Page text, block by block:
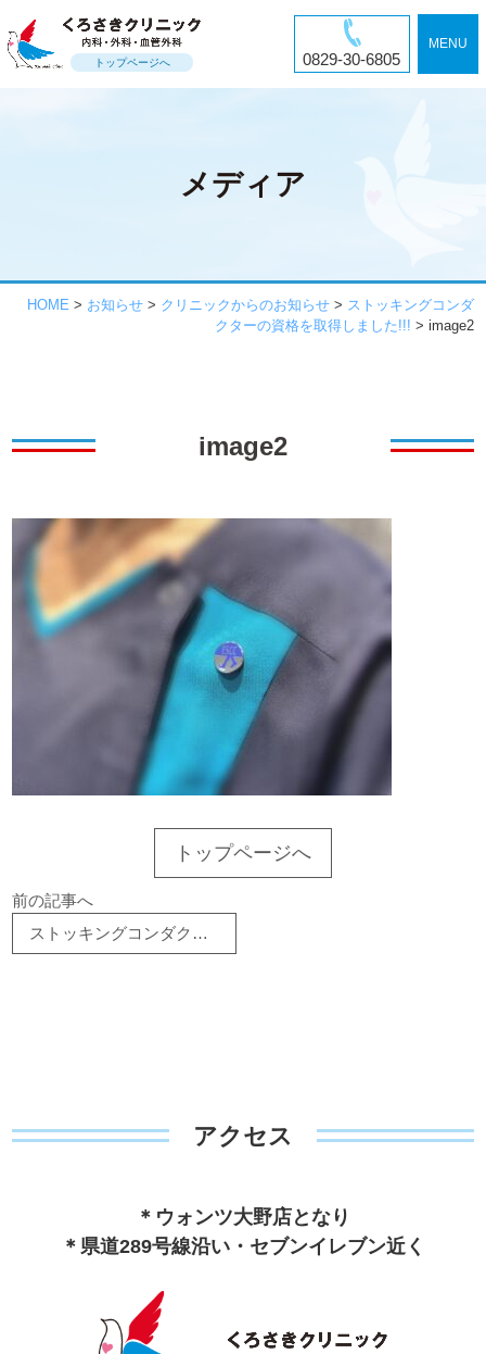
トップページへ 0829-30-6805
MENU
メディア
HOME > お知らせ> クリニックからのお知らせ> ストッキングコンダ
クターの資格を取得しました!!! > image2
image2
トップページへ
前の記事へ
ストッキングコンダクターの資格を取得しました!!!
アクセス
＊ウォンツ大野店となり
＊県道289号線沿い・セブンイレブン近く